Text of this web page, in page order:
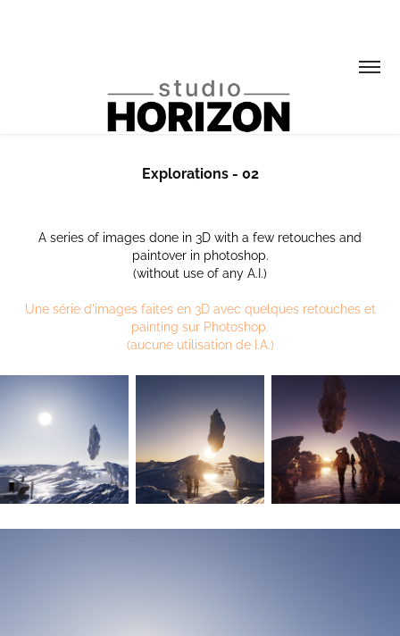
Explorations - 02
A series of images done in 3D with a few retouches and
paintover in photoshop.
(without use of any A.I.)
Une série d'images faites en 3D avec quelques retouches et
painting sur Photoshop.
(aucune utilisation de I.A.)